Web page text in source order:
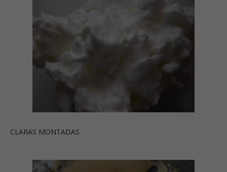
CLARAS MONTADAS